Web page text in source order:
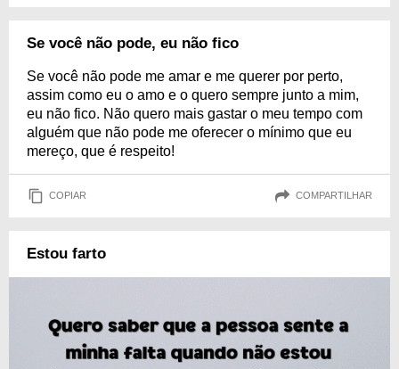
Se você não pode, eu não fico
Se você não pode me amar e me querer por perto,
assim como eu o amo e o quero sempre junto a mim,
eu não fico. Não quero mais gastar o meu tempo com
alguém que não pode me oferecer o mínimo que eu
mereço, que é respeito!
COPIAR COMPARTILHAR
Estou farto